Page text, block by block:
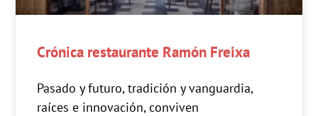
Crónica restaurante Ramón Freixa
Pasado y futuro, tradición y vanguardia,
raíces e innovación, conviven